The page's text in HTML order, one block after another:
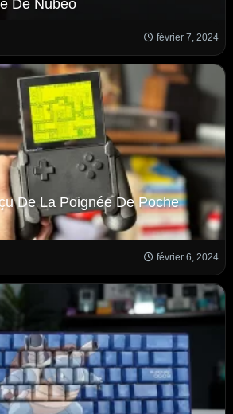
De Nubeo
février 7, 2024
De La Poignée De Poche
février 6, 2024